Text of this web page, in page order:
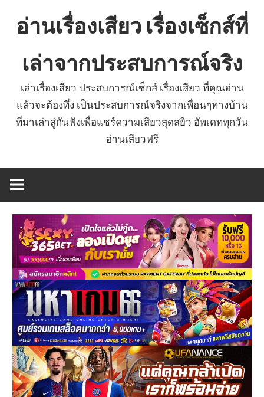
อ่านเรื่องเสียว เรื่องเซ็กส์ที่
เล่าจากประสบการณ์จริง
เล่าเรื่องเสียว ประสบการณ์เซ็กส์ เรื่องเสียว ที่คุณอ่าน
แล้วจะต้องทึ่ง เป็นประสบการณ์จริงจากเพื่อนๆทางบ้าน
ที่มาเล่าสู่กันฟังเพื่อแชร์ความเสียวสุดสยิว อัพเดททุกวัน
อ่านเสียวฟรี